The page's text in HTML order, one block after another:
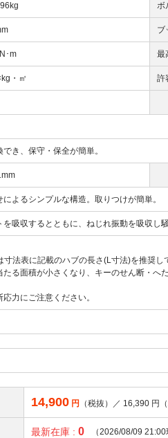
ボ
ブ
･m 最
・㎡ 許
き、保守・保全が簡単。
よるシンプルな構造。取りつけが簡単。
吸収するとともに、ねじれ振動を吸収し
法表に記載のハブの長さ(L寸法)を推奨し
る面積が小さくなり、キーのせん断・
力にご注意ください。
14,900 円 （税抜）／ 16,390 円
最新在庫 :0 （2026/08/09 21:00